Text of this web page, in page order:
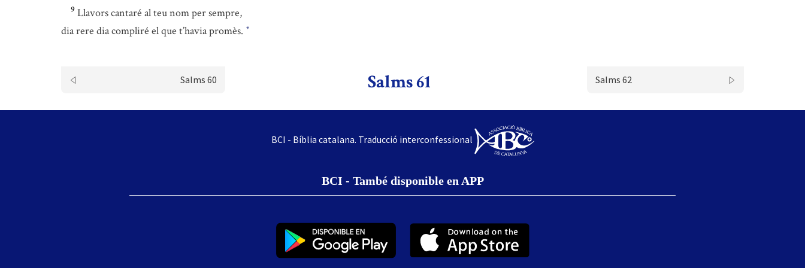
9 Llavors cantaré al teu nom per sempre,
dia rere dia compliré el que t’havia promès. *
Salms 60 Salms 61 Salms 62
BCI - Bíblia catalana. Traducció interconfessional
BCI - També disponible en APP